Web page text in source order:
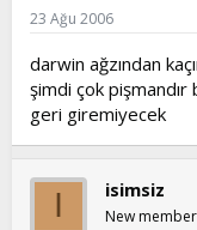
23 Ağu 2006
darwin ağzından
şimdi çok pişmandır
geri giremiyecek
I isimsiz
New member